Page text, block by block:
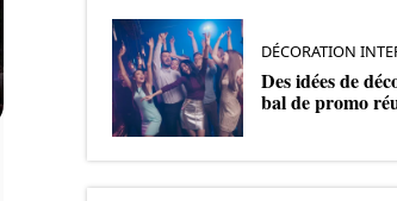
DÉCORATION
Des idées de
bal de promo